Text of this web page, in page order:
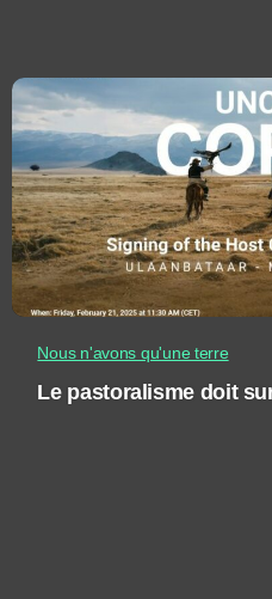
Nous n'avons qu'une terre
Le pastoralisme doit